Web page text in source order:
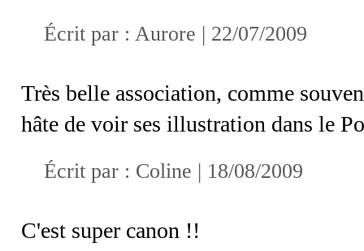
Écrit par : Aurore | 22/07/2009
Très belle association, comme
hâte de voir ses illustration dans le
Écrit par : Coline | 18/08/2009
C'est super canon !!